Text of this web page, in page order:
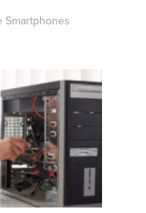
Smartphones